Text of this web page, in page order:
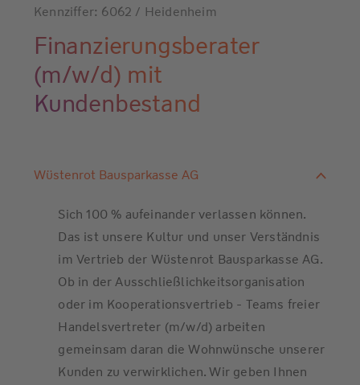
Kennziffer: 6062 / Heidenheim
Finanzierungsberater
(m/w/d) mit
Kundenbestand
Wüstenrot Bausparkasse AG
Sich 100 % aufeinander verlassen können.
Das ist unsere Kultur und unser Verständnis
im Vertrieb der Wüstenrot Bausparkasse AG.
Ob in der Ausschließlichkeitsorganisation
oder im Kooperationsvertrieb - Teams freier
Handelsvertreter (m/w/d) arbeiten
gemeinsam daran die Wohnwünsche unserer
Kunden zu verwirklichen. Wir geben Ihnen